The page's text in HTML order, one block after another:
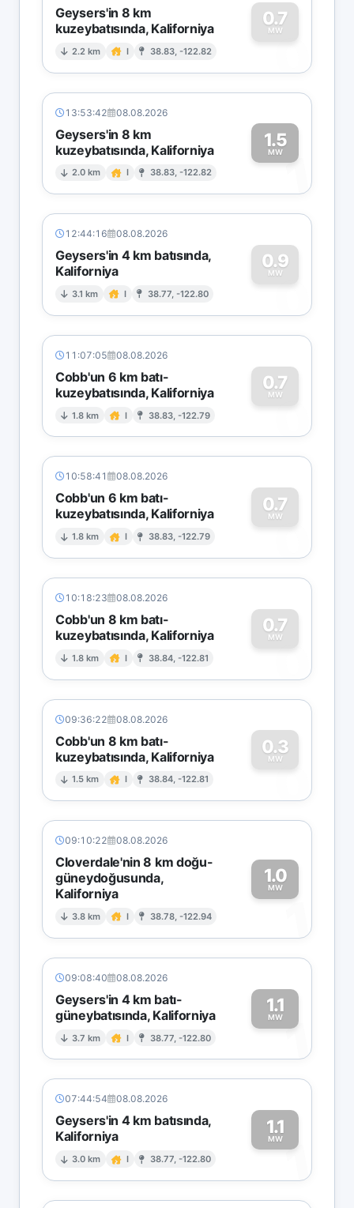
Geysers'in 8 km
kuzeybatısında, Kaliforniya
2.2 km I 38.83, -122.82
0.7
MW
0
13:53:42 08.08.2026
Geysers'in 8 km
kuzeybatısında, Kaliforniya
2.0 km I 38.83, -122.82
1.5
MW1
12:44:16 08.08.2026
Geysers'in 4 km batısında,
Kaliforniya
3.1 km I 38.77, -122.80
0.9
MW
0
11:07:05 08.08.2026
Cobb'un 6 km batı-
kuzeybatısında, Kaliforniya
1.8 km I 38.83, -122.79
0.7
MW
0
10:58:41 08.08.2026
Cobb'un 6 km batı-
kuzeybatısında, Kaliforniya
1.8 km I 38.83, -122.79
0.7
MW
0
10:18:23 08.08.2026
Cobb'un 8 km batı-
kuzeybatısında, Kaliforniya
1.8 km I 38.84, -122.81
0.7
MW
0
09:36:22 08.08.2026
Cobb'un 8 km batı-
kuzeybatısında, Kaliforniya
1.5 km I 38.84, -122.81
0.3
MW
0
09:10:22 08.08.2026
Cloverdale'nin 8 km doğu-
güneydoğusunda,
Kaliforniya
3.8 km I 38.78, -122.94
1.0
MW
1
09:08:40 08.08.2026
Geysers'in 4 km batı-
güneybatısında, Kaliforniya
3.7 km I 38.77, -122.80
1.1
MW1
07:44:54 08.08.2026
Geysers'in 4 km batısında,
Kaliforniya
3.0 km I 38.77, -122.80
1.1
MW1